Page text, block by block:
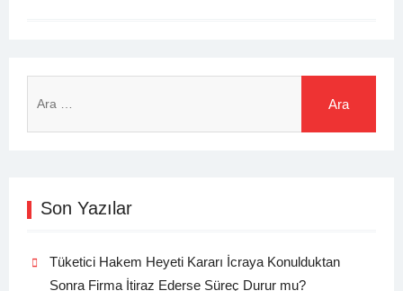
Son Yazılar
Tüketici Hakem Heyeti Kararı İcraya Konulduktan
Sonra Firma İtiraz Ederse Süreç Durur mu?